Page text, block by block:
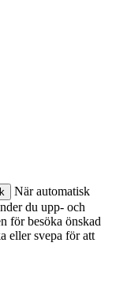
När automatisk
du upp- och
för besöka önskad
eller svepa för att